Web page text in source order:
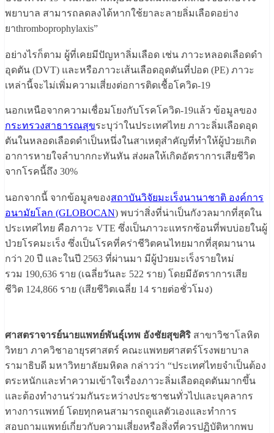
พยาบาล สามารถลดลงได้หากใช้ยาละลายลิ่มเลือดอย่าง
ยาthromboprophylaxis”
อย่างไรก็ตาม ผู้ที่เคยมีปัญหาลิ่มเลือด เช่น ภาวะหลอดเลือดดำ
อุดตัน (DVT) และหรือภาวะเส้นเลือดอุดตันที่ปอด (PE) ภาวะ
เหล่านี้จะไม่เพิ่มความเสี่ยงต่อการติดเชื้อโควิด-19
นอกเหนือจากความเชื่อมโยงกับโรคโควิด-19แล้ว ข้อมูลของ
กระทรวงสาธารณสุขระบุว่าในประเทศไทย ภาวะลิ่มเลือดอุด
ตันในหลอดเลือดดำเป็นหนึ่งในสาเหตุสำคัญที่ทำให้ผู้ป่วยเกิด
อาการหายใจลำบากกะทันหัน ส่งผลให้เกิดอัตราการเสียชีวิต
จากโรคนี้ถึง 30%
นอกจากนี้ จากข้อมูลของสถาบันวิจัยมะเร็งนานาชาติ องค์การ
อนามัยโลก (GLOBOCAN) พบว่าสิ่งที่น่าเป็นกังวลมากที่สุดใน
ประเทศไทย คือภาวะ VTE ซึ่งเป็นภาวะแทรกซ้อนที่พบบ่อยในผู้
ป่วยโรคมะเร็ง ซึ่งเป็นโรคที่คร่าชีวิตคนไทยมากที่สุดมานาน
กว่า 20 ปี และในปี 2563 ที่ผ่านมา มีผู้ป่วยมะเร็งรายใหม่
รวม 190,636 ราย (เฉลี่ยวันละ 522 ราย) โดยมีอัตราการเสีย
ชีวิต 124,866 ราย (เสียชีวิตเฉลี่ย 14 รายต่อชั่วโมง)
ศาสตราจารย์นายแพทย์พันธุ์เทพ อังชัยสุขศิริ สาขาวิชาโลหิต
วิทยา ภาควิชาอายุรศาสตร์ คณะแพทยศาสตร์โรงพยาบาล
รามาธิบดี มหาวิทยาลัยมหิดล กล่าวว่า “ประเทศไทยจำเป็นต้อง
ตระหนักและทำความเข้าใจเรื่องภาวะลิ่มเลือดอุดตันมากขึ้น
และต้องทำงานร่วมกันระหว่างประชาชนทั่วไปและบุคลากร
ทางการแพทย์ โดยทุกคนสามารถดูแลตัวเองและทำการ
สอบถามแพทย์เกี่ยวกับความเสี่ยงหรือสิ่งที่ควรปฏิบัติหากพบ